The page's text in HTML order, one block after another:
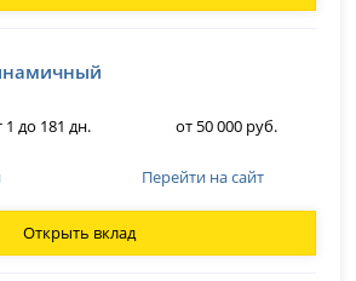
1 до 181 дн. от 50 000 руб.
Перейти на сайт
Открыть вклад